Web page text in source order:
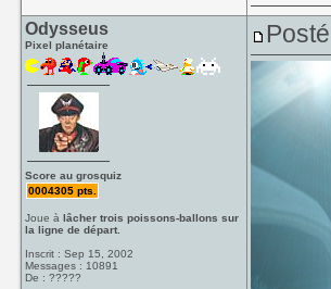
Odysseus
Pixel planétaire
Score au grosquiz
0004305 pts.
Joue àlâcher trois poissons-ballons sur
la ligne de départ.
Inscrit : Sep 15, 2002
Messages : 10891
De : ?????